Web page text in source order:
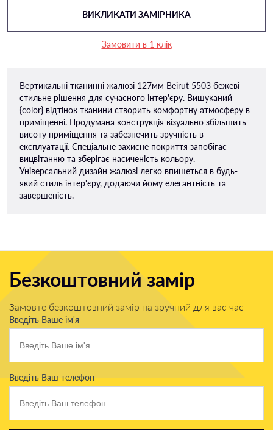
ВИКЛИКАТИ ЗАМІРНИКА
Замовити в 1 клік
Вертикальні тканинні жалюзі 127мм Beirut 5503 бежеві –
стильне рішення для сучасного інтер'єру. Вишуканий
{color} відтінок тканини створить комфортну атмосферу в
приміщенні. Продумана конструкція візуально збільшить
висоту приміщення та забезпечить зручність в
експлуатації. Спеціальне захисне покриття запобігає
вицвітанню та зберігає насиченість кольору.
Універсальний дизайн жалюзі легко впишеться в будь-
який стиль інтер'єру, додаючи йому елегантність та
завершеність.
Безкоштовний замір
Замовте безкоштовний замір на зручний для вас час
Введіть Ваше ім'я
Введіть Ваш телефон